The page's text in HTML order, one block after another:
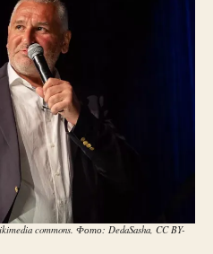
commons. Фото: DedaSasha, CC BY-